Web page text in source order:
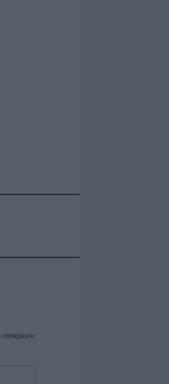
obbligatorio